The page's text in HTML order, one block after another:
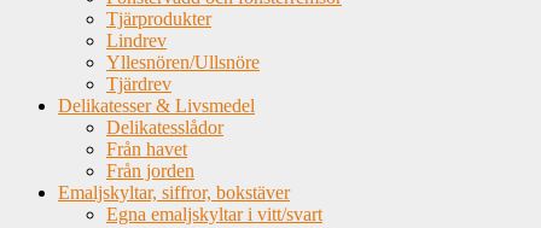
Tjärprodukter
Lindrev
Yllesnören/Ullsnöre
Tjärdrev
Delikatesser & Livsmedel
Delikatesslådor
Från havet
Från jorden
Emaljskyltar, siffror, bokstäver
Egna emaljskyltar i vitt/svart